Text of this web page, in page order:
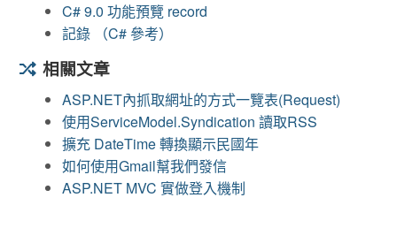
C# 9.0 功能預覽 record
記錄 （C# 參考）
相關文章
ASP.NET內抓取網址的方式一覽表(Request)
使用ServiceModel.Syndication 讀取RSS
擴充 DateTime 轉換顯示民國年
如何使用Gmail幫我們發信
ASP.NET MVC 實做登入機制